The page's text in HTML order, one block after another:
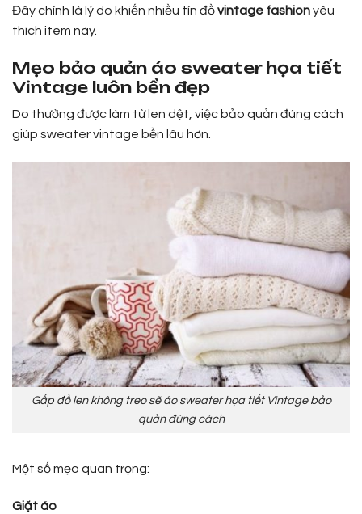
Đây chính là lý do khiến nhiều tín đồvintage fashionyêu
thích item này.
Mẹo bảo quản áo sweater họa tiết
Vintage luôn bền đẹp
Do thường được làm từ len dệt, việc bảo quản đúng cách
giúp sweater vintage bền lâu hơn.
Gấp đồ len không treo sẽ áo sweater họa tiết Vintage bảo
quản đúng cách
Một số mẹo quan trọng:
Giặt áo